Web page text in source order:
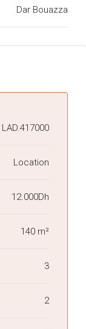
Dar Bouazza
LAD.417000
Location
12.000Dh
140 m²
3
2